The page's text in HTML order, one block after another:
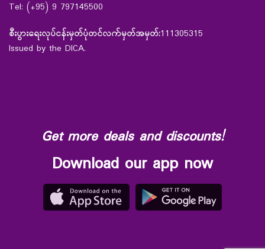
Tel: (+95) 9 797145500
စီးပွားရေးလုပ်ငန်းမှတ်ပုံတင်လက်မှတ်အမှတ်:111305315
Issued by the DICA.
Get more deals and discounts!
Download our app now